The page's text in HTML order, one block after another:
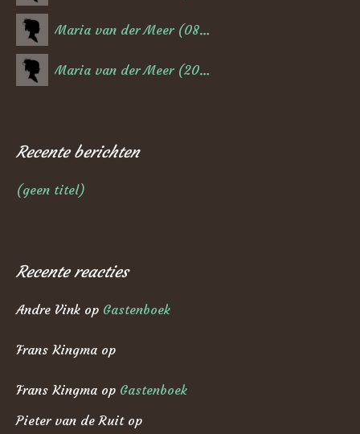
Maria van der Meer (08-08-1878)
Maria van der Meer (20-07-1876)
Recente berichten
(geen titel)
Recente reacties
Andre Vink op Gastenboek
Frans Kingma op
Frans Kingma op Gastenboek
Pieter van de Ruitop